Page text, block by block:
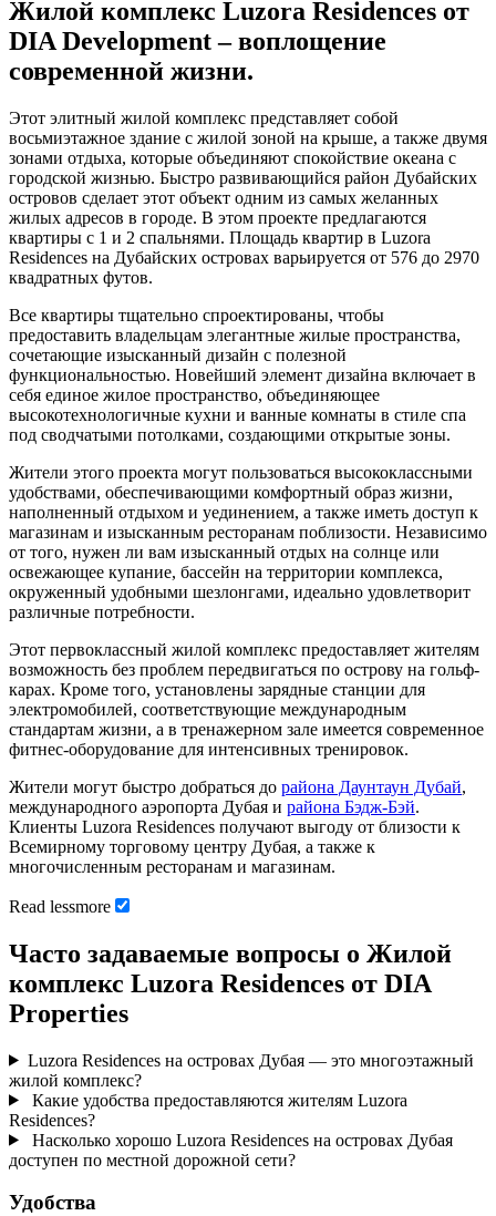
Жилой комплекс Luzora Residences от
DIA Development – ​​воплощение
современной жизни.
Этот элитный жилой комплекс представляет собой
восьмиэтажное здание с жилой зоной на крыше, а также двумя
зонами отдыха, которые объединяют спокойствие океана с
городской жизнью. Быстро развивающийся район Дубайских
островов сделает этот объект одним из самых желанных
жилых адресов в городе. В этом проекте предлагаются
квартиры с 1 и 2 спальнями. Площадь квартир в Luzora
Residences на Дубайских островах варьируется от 576 до 2970
квадратных футов.
Все квартиры тщательно спроектированы, чтобы
предоставить владельцам элегантные жилые пространства,
сочетающие изысканный дизайн с полезной
функциональностью. Новейший элемент дизайна включает в
себя единое жилое пространство, объединяющее
высокотехнологичные кухни и ванные комнаты в стиле спа
под сводчатыми потолками, создающими открытые зоны.
Жители этого проекта могут пользоваться высококлассными
удобствами, обеспечивающими комфортный образ жизни,
наполненный отдыхом и уединением, а также иметь доступ к
магазинам и изысканным ресторанам поблизости. Независимо
от того, нужен ли вам изысканный отдых на солнце или
освежающее купание, бассейн на территории комплекса,
окруженный удобными шезлонгами, идеально удовлетворит
различные потребности.
Этот первоклассный жилой комплекс предоставляет жителям
возможность без проблем передвигаться по острову на гольф-
карах. Кроме того, установлены зарядные станции для
электромобилей, соответствующие международным
стандартам жизни, а в тренажерном зале имеется современное
фитнес-оборудование для интенсивных тренировок.
Жители могут быстро добраться до района Даунтаун Дубай,
международного аэропорта Дубая и района Бэдж-Бэй.
Клиенты Luzora Residences получают выгоду от близости к
Всемирному торговому центру Дубая, а также к
многочисленным ресторанам и магазинам.
Read lessmore
Часто задаваемые вопросы о Жилой
комплекс Luzora Residences от DIA
Properties
Luzora Residences на островах Дубая — это многоэтажный
жилой комплекс?
Какие удобства предоставляются жителям Luzora
Residences?
Насколько хорошо Luzora Residences на островах Дубая
доступен по местной дорожной сети?
Удобства